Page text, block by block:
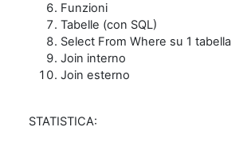
Funzioni
Tabelle (con SQL)
Select From Where su 1 tabella
Join interno
Join esterno
STATISTICA: